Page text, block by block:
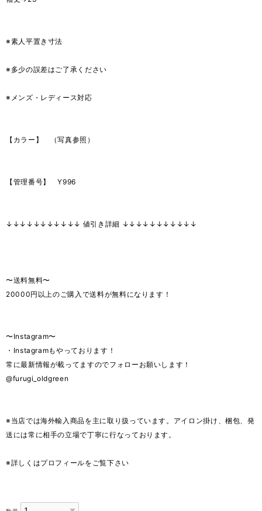
※素人平置き寸法
※多少の誤差はご了承ください
※メンズ・レディース対応
【カラー】 （写真参照）
【管理番号】 Y996
↓↓↓↓↓↓↓↓↓↓↓ 値引き詳細 ↓↓↓↓↓↓↓↓↓↓↓
〜送料無料〜
20000円以上のご購入で送料が無料になります！
〜Instagram〜
・Instagramもやっております！
常に最新情報が載ってますのでフォローお願いします！
@furugi_oldgreen
※当店では海外輸入商品を主に取り扱っています。アイロン掛け、梱包、発
送には常に相手の立場で丁寧に行なっております。
※詳しくはプロフィールをご覧下さい